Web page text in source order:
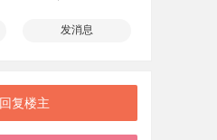
发消息
回复楼主